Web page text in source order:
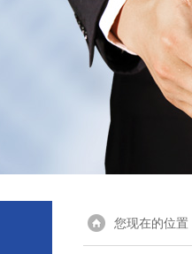
您现在的位置